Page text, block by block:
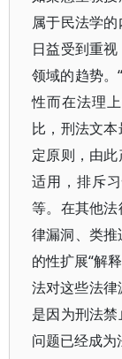
属于民法学
日益受到重
领域的趋势
性而在法理
比，刑法文
定原则，由
适用，排斥
等。在其他
律漏洞、类推
的性扩展“解
法对这些法
是因为刑法
问题已经成